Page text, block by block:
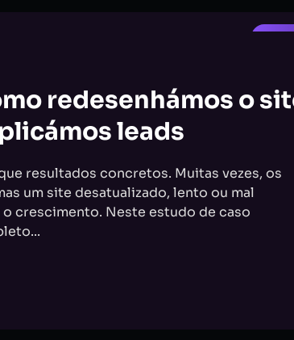
redesenhámos o
leads
resultados concretos. Muitas vezes, os
um site desatualizado, lento ou mal
crescimento. Neste estudo de caso